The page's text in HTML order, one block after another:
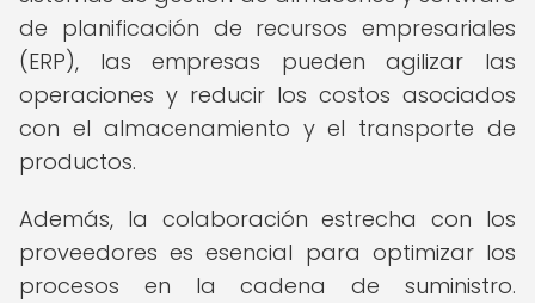
de planificación de recursos empresariales
(ERP), las empresas pueden agilizar las
operaciones y reducir los costos asociados
con el almacenamiento y el transporte de
productos.
Además, la colaboración estrecha con los
proveedores es esencial para optimizar los
procesos en la cadena de suministro.